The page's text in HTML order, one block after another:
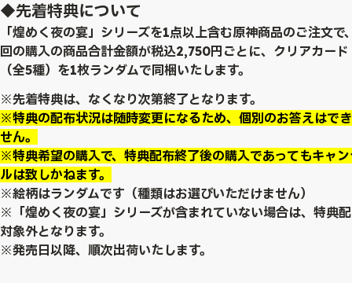
◆先着特典について
「煌めく夜の宴」シリーズを1点以上含む原神商品のご注文で
回の購入の商品合計金額が税込2,750円ごとに、クリアカード
（全5種）を1枚ランダムで同梱いたします。
※先着特典は、なくなり次第終了となります。
※特典の配布状況は随時変更になるため、個別のお答えはで
せん。
※特典希望の購入で、特典配布終了後の購入であってもキャ
ルは致しかねます。
※絵柄はランダムです（種類はお選びいただけません）
※「煌めく夜の宴」シリーズが含まれていない場合は、特典
対象外となります。
※発売日以降、順次出荷いたします。